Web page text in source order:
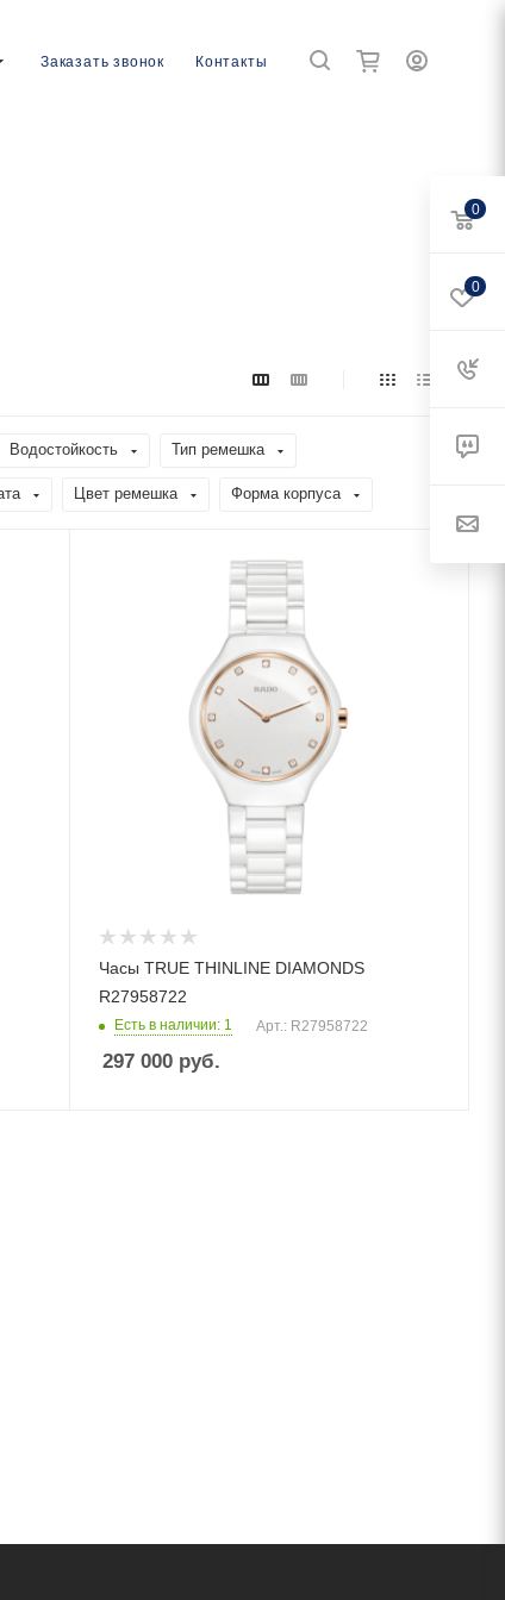
Заказать звонок Контакты
Водостойкость Тип ремешка
Цвет ремешка Форма корпуса
Часы TRUE THINLINE DIAMONDS
R27958722
Есть в наличии: 1 Арт.: R27958722
297 000руб.
0
0